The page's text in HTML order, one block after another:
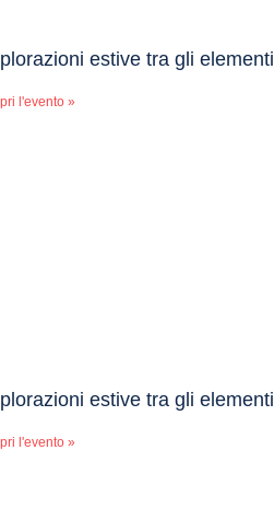
estive tra gli elementi
l'evento »
estive tra gli elementi
l'evento »